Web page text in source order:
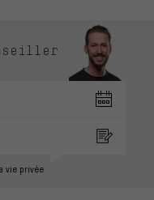
vie privée